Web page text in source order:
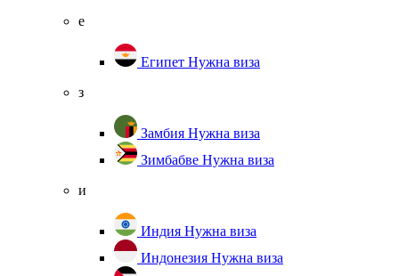
е
Египет Нужна виза
з
Замбия Нужна виза
Зимбабве Нужна виза
и
Индия Нужна виза
Индонезия Нужна виза